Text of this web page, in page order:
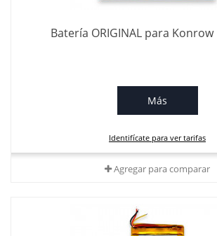
Batería ORIGINAL para Konrow
Más
Identifícate para ver tarifas
Agregar para comparar